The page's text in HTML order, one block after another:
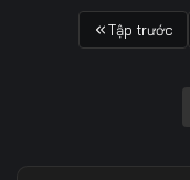
Tập trước